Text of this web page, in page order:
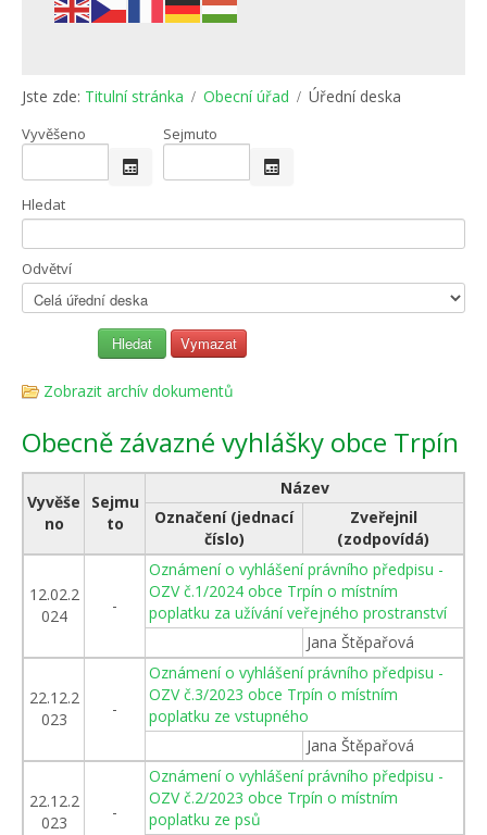
Jste zde: Titulní stránka Obecní úřad Úřední deska
Vyvěšeno Sejmuto
Hledat
Odvětví
Zobrazit archív dokumentů
Obecně závazné vyhlášky obce Trpín
Vyvěše
no
Sejmu
to
Název
Označení (jednací
číslo)
Zveřejnil
(zodpovídá)
12.02.2
024
-
Oznámení o vyhlášení právního předpisu -
OZV č.1/2024 obce Trpín o místním
poplatku za užívání veřejného prostranství
Jana Štěpařová
22.12.2
023
-
Oznámení o vyhlášení právního předpisu -
OZV č.3/2023 obce Trpín o místním
poplatku ze vstupného
Jana Štěpařová
22.12.2
023
-
Oznámení o vyhlášení právního předpisu -
OZV č.2/2023 obce Trpín o místním
poplatku ze psů